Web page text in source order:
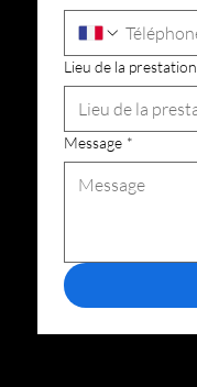
Lieu de la prestation
Message *